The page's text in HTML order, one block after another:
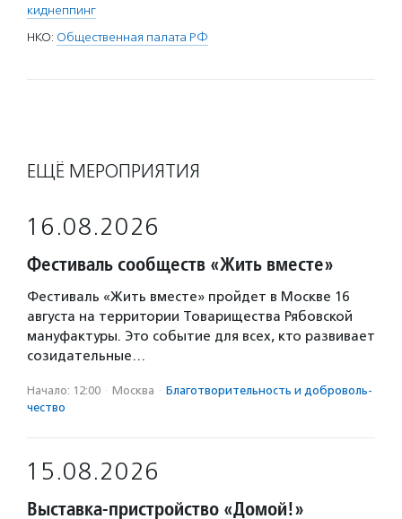
киднеппинг
НКО: Общественная палата РФ
ЕЩЁ МЕРОПРИЯТИЯ
16.08.2026
Фестиваль сообществ «Жить вместе»
Фестиваль «Жить вместе» пройдет в Москве 16
августа на территории Товарищества Рябовской
мануфактуры. Это событие для всех, кто развивает
созидательные…
Начало: 12:00 · Москва · Благотвори­тель­ность и доброволь­
чест­во
15.08.2026
Выставка-пристройство «Домой!»